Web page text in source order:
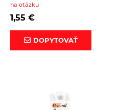
na otázku
1,55 €
DOPYTOVAŤ